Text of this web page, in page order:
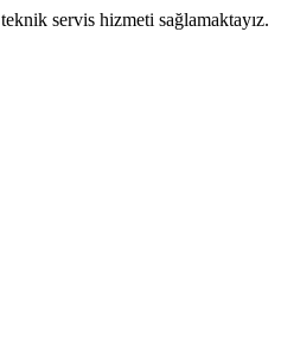
teknik servis hizmeti sağlamaktayız.